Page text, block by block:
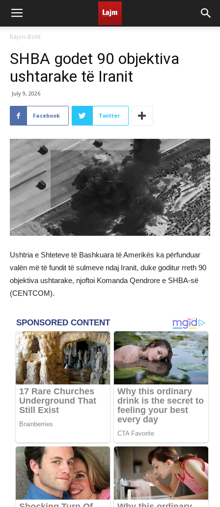
Rajon-Botë
SHBA godet 90 objektiva
ushtarake të Iranit
July 9, 2026
Facebook Twitter
Ushtria e Shteteve të Bashkuara të Amerikës ka përfunduar
valën më të fundit të sulmeve ndaj Iranit, duke goditur rreth 90
objektiva ushtarake, njoftoi Komanda Qendrore e SHBA-së
(CENTCOM).